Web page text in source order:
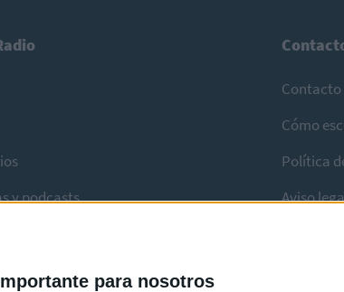
para nosotros
y podcasts
Contacto
Cómo
Política
Aviso